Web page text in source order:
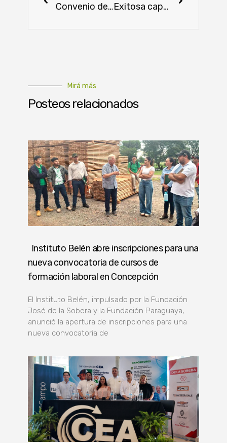
Convenio de trabajo y cooperación entre el MAG y la Facultad de Ciencias Agrarias de la UNA Exitosa capacitación sobre Mercados de Carbono
Mirá más
Posteos relacionados
Instituto Belén abre inscripciones para una
nueva convocatoria de cursos de
formación laboral en Concepción
El Instituto Belén, impulsado por la Fundación
José de la Sobera y la Fundación Paraguaya,
anunció la apertura de inscripciones para una
nueva convocatoria de